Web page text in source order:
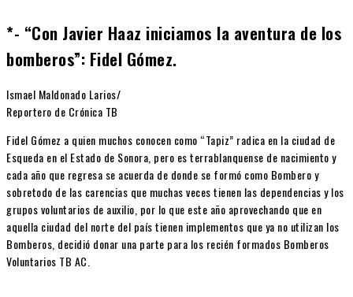
*- “Con Javier Haaz iniciamos la aventura de los
bomberos”: Fidel Gómez.
Ismael Maldonado Larios/
Reportero de Crónica TB
Fidel Gómez a quien muchos conocen como “Tapiz” radica en la ciudad de
Esqueda en el Estado de Sonora, pero es terrablanquense de nacimiento y
cada año que regresa se acuerda de donde se formó como Bombero y
sobretodo de las carencias que muchas veces tienen las dependencias y los
grupos voluntarios de auxilio, por lo que este año aprovechando que en
aquella ciudad del norte del país tienen implementos que ya no utilizan los
Bomberos, decidió donar una parte para los recién formados Bomberos
Voluntarios TB AC.